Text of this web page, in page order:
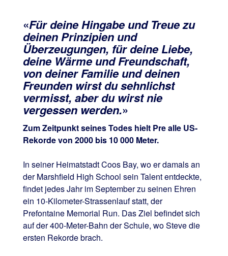
«Für deine Hingabe und Treue zu
deinen Prinzipien und
Überzeugungen, für deine Liebe,
deine Wärme und Freundschaft,
von deiner Familie und deinen
Freunden wirst du sehnlichst
vermisst, aber du wirst nie
vergessen werden.»
Zum Zeitpunkt seines Todes hielt Pre alle US-
Rekorde von 2000 bis 10 000 Meter.
In seiner Heimatstadt Coos Bay, wo er damals an
der Marshfield High School sein Talent entdeckte,
findet jedes Jahr im September zu seinen Ehren
ein 10-Kilometer-Strassenlauf statt, der
Prefontaine Memorial Run. Das Ziel befindet sich
auf der 400-Meter-Bahn der Schule, wo Steve die
ersten Rekorde brach.